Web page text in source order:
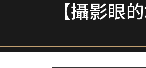
【攝影眼